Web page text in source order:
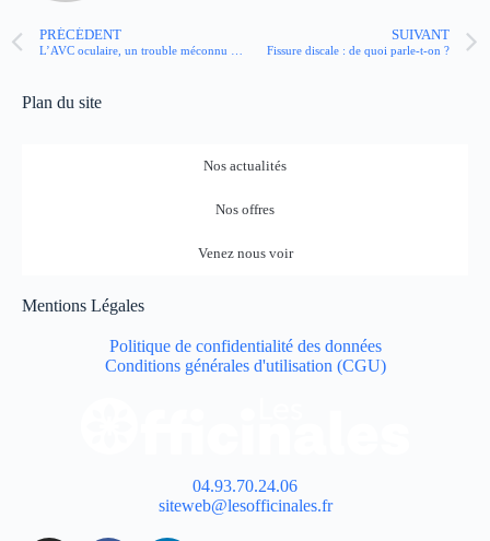
PRÉCÉDENT SUIVANT
Fissure discale : de quoi parle-t-on ?
Plan du site
Nos actualités
Nos offres
Venez nous voir
Mentions Légales
Politique de confidentialité des données
Conditions générales d'utilisation (CGU)
04.93.70.24.06
siteweb@lesofficinales.fr